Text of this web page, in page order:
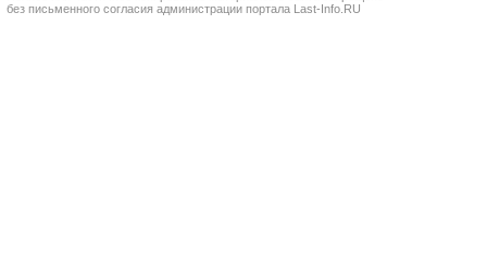
без письменного согласия администрации портала Last-Info.RU